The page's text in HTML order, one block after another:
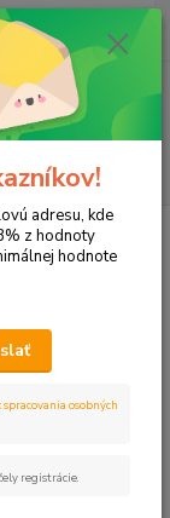
Hľadať
ks
za 0,00 EUR
adresu, kde
z hodnoty
hodnote
osobných
registrácie.